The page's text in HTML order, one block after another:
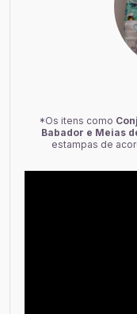
*Os itens como
Babador e Meias
estampas de